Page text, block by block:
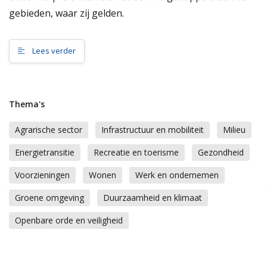
samenleving, dan werkt de gemeente Scherpenzeel graag mee
Meer informatie
Relatie met andere omgevingsvisies
Hoe werkt de website?
Rol van de gemeente
Contact
Zoeken
gebieden, waar zij gelden.
Lees verder
Thema's
Agrarische sector Infrastructuur en mobiliteit
Milieu
Energietransitie
Recreatie en toerisme
Gezondheid
Voorzieningen
Wonen
Werk en ondernemen
Groene omgeving
Duurzaamheid en klimaat
Openbare orde en veiligheid